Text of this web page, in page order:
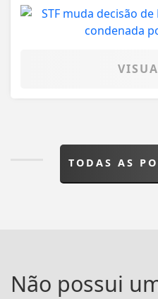
TODAS AS
Não possui